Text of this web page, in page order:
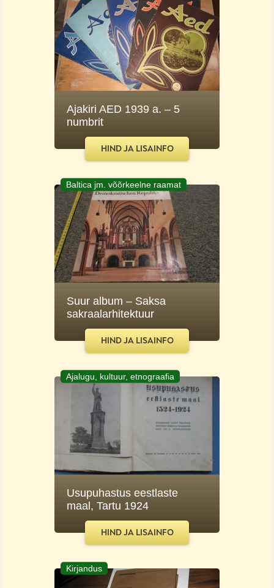
Ajakiri AED 1939 a. – 5
numbrit
HIND JA LISAINFO
Baltica jm. võõrkeelne raamat
Suur album – Saksa
sakraalarhitektuur
HIND JA LISAINFO
Ajalugu, kultuur, etnograafia
Usupuhastus eestlaste
maal, Tartu 1924
HIND JA LISAINFO
Kirjandus